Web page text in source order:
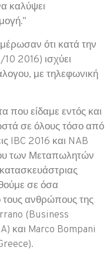
καλύψει
ότι κατά την
2016) ισχύει
με τηλεφωνική
που είδαμε εντός και
σε όλους τόσο από
IBC 2016 και NAB
των Μεταπωλητών
σε όσα
ανθρώπους της
(Business
και Marco Bompani